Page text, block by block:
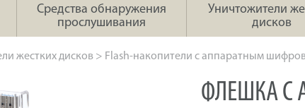
Средства обнаружения
прослушивания
Уничтожители
дисков
жестких дисков > Flash-накопители с аппаратным
ФЛЕШКА С